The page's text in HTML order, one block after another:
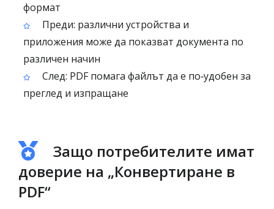
формат
Преди: различни устройства и
приложения може да показват документа по
различен начин
След: PDF помага файлът да е по‑удобен за
преглед и изпращане
Защо потребителите имат
доверие на „Конвертиране в
PDF“